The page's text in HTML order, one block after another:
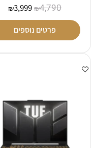
₪4,790
₪3,999
פרטים נוספים